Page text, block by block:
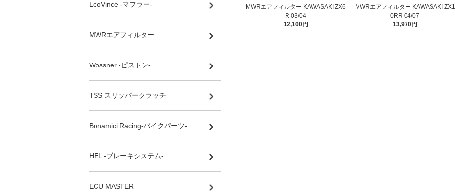
MWRエアフィルター KAWASAKI ZX6
R 03/04
12,100円
MWRエアフィルター KAWASAKI ZX1
0RR 04/07
13,970円
LeoVince -マフラー-
MWRエアフィルター
Wossner -ピストン-
TSS スリッパークラッチ
Bonamici Racing-バイクパーツ-
HEL -ブレーキシステム-
ECU MASTER